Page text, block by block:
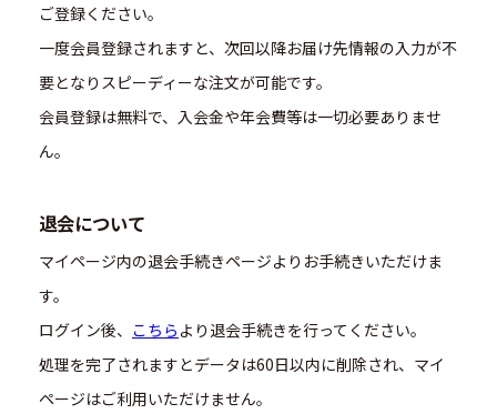
ご登録ください。
一度会員登録されますと、次回以降お届け先情報の入力が不
要となりスピーディーな注文が可能です。
会員登録は無料で、入会金や年会費等は一切必要ありませ
ん。
退会について
マイページ内の退会手続きページよりお手続きいただけま
す。
ログイン後、 こちら より退会手続きを行ってください。
処理を完了されますとデータは60日以内に削除され、マイ
ページはご利用いただけません。